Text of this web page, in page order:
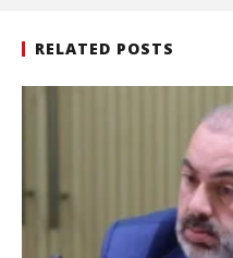
RELATED POSTS